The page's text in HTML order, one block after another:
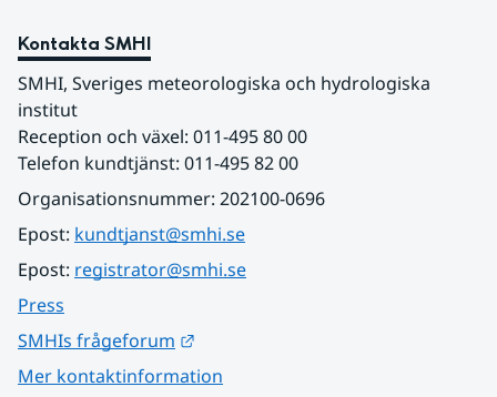
Kontakta SMHI
SMHI, Sveriges meteorologiska och hydrologiska
institut
Reception och växel: 011-495 80 00
Telefon kundtjänst: 011-495 82 00
Organisationsnummer: 202100-0696
Epost: kundtjanst@smhi.se
Epost: registrator@smhi.se
Press
SMHIs frågeforum
Mer kontaktinformation